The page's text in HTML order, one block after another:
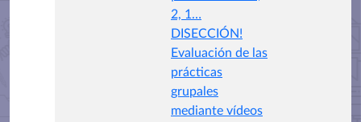
2, 1…
DISECCIÓN!
Evaluación de las
prácticas
grupales
mediante vídeos